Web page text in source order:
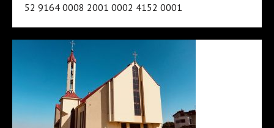
52 9164 0008 2001 0002 4152 0001